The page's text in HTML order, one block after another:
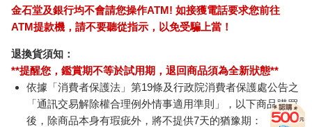
金石堂及銀行均不會請您操作ATM! 如接獲電話要求您前往
ATM提款機，請不要聽從指示，以免受騙上當！
退換貨須知：
**提醒您，鑑賞期不等於試用期，退回商品須為全新狀態**
依據「消費者保護法」第19條及行政院消費者保護處公告之
「通訊交易解除權合理例外情事適用準則」，以下商品購買
後，除商品本身有瑕疵外，將不提供7天的猶豫期：